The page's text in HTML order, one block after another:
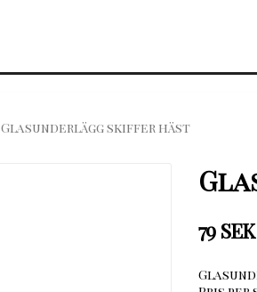
Glasunderlägg skiffer häst
79 SEK